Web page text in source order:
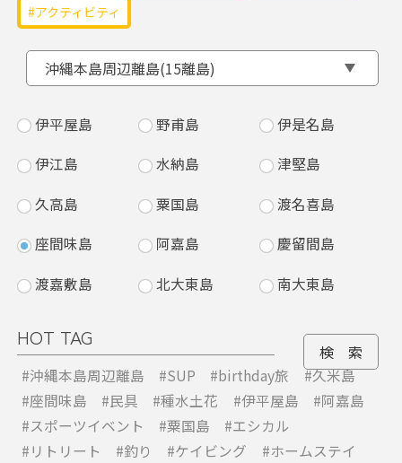
アクティビティ
沖縄本島周辺離島(15離島)
石垣島 竹富島
西表島
鳩間島
由布島
小浜島
黒島
新城島
波照間島
加屋真島
与那国島
宮古島 池間島
大神島
来間島
伊良部島
下地島
多良間島
水納島
伊平屋島 野甫島
伊是名島
伊江島
水納島
津堅島
久高島
粟国島
渡名喜島
座間味島
阿嘉島
慶留間島
渡嘉敷島
北大東島
南大東島
HOT TAG
#沖縄本島周辺離島 #SUP #birthday旅
#久米島
#座間味島
#民具 #種水土花 #伊平屋島
#阿嘉島
#スポーツイベント
#粟国島
#エシカル
#リトリート
#釣り #ケイビング
#ホームステイ